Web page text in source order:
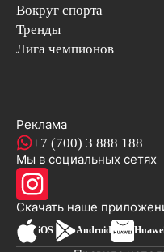
Вокруг спорта
Тренды
Лига чемпионов
Реклама
+7 (700) 3 888 188
Мы в социальных сетях
Скачать наше
iOS Android